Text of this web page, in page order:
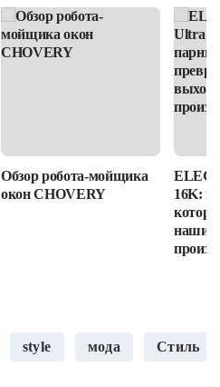
Обзор робота-мойщика
окон CHOVERY
16K:
наши
style мода Стиль